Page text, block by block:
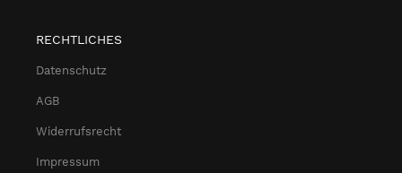
RECHTLICHES
Datenschutz
AGB
Widerrufsrecht
Impressum